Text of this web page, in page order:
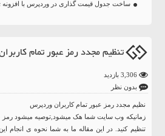
ساخت جدول قیمت گذاری در وردپرس با افزونه Pricing Table by Supsystic
تنظیم مجدد رمز عبور تمام
3,306 بازدید
بدون نظر
نظیم مجدد رمز عبور تمام کاربران وردپرس
زمانیکه وب سایت شما هک میشود,توصیه میشود رمز
تنظیم کنید. در این مقاله ما به شما نحوه ی انجام